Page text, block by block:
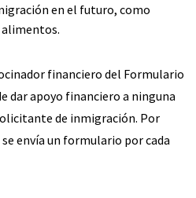
en el futuro, como
alimentos.
financiero del Formulario
dar apoyo financiero a ninguna
de inmigración. Por
envía un formulario por cada